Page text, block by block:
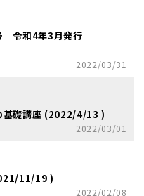
令和4年3月発行
2022/03/31
基礎講座 (2022/4/13 )
2022/03/01
11/19 )
2022/02/08